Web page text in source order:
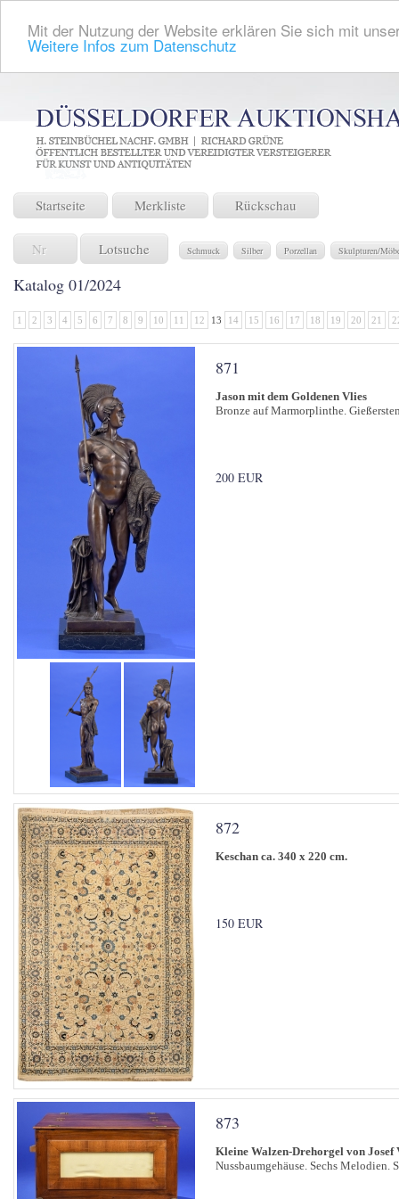
Mit der Nutzung der Website erklären Sie sich mit
Weitere Infos zum Datenschutz
Startseite Merkliste Rückschau
Lotsuche Schmuck Silber Porzellan Skulpturen/
Katalog 01/2024
1 2 3 4 5 6 7 8 9 10 11 12 13 14 15 16 17 18 19 20 21
871
Jason mit dem Goldenen Vlies
Bronze auf Marmorplinthe.
200 EUR
872
Keschan ca. 340 x 220 cm.
150 EUR
873
Kleine Walzen-Drehorgel von Josef
Nussbaumgehäuse. Sechs Melodien.